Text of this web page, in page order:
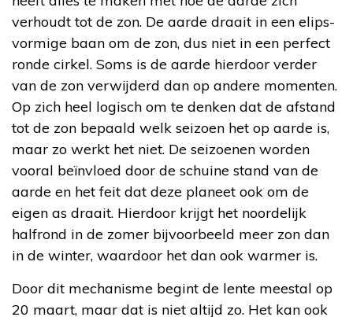
verhoudt tot de zon. De aarde draait in een elips-
vormige baan om de zon, dus niet in een perfect
ronde cirkel. Soms is de aarde hierdoor verder
van de zon verwijderd dan op andere momenten.
Op zich heel logisch om te denken dat de afstand
tot de zon bepaald welk seizoen het op aarde is,
maar zo werkt het niet. De seizoenen worden
vooral beïnvloed door de schuine stand van de
aarde en het feit dat deze planeet ook om de
eigen as draait. Hierdoor krijgt het noordelijk
halfrond in de zomer bijvoorbeeld meer zon dan
in de winter, waardoor het dan ook warmer is.
Door dit mechanisme begint de lente meestal op
20 maart, maar dat is niet altijd zo. Het kan ook